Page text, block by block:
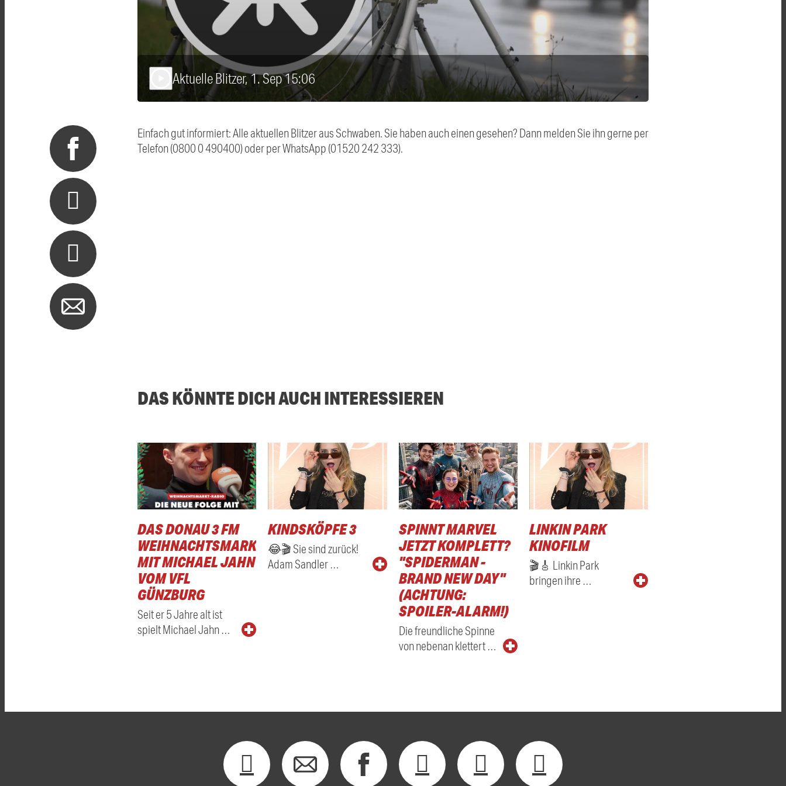
Aktuelle Blitzer, 1. Sep 15:06
Einfach gut informiert: Alle aktuellen Blitzer aus Schwaben. Sie haben auch einen gesehen? Dann melden Sie ihn gerne per
Telefon (0800 0 490400) oder per WhatsApp (01520 242 333).
DAS KÖNNTE DICH AUCH INTERESSIEREN
DAS DONAU 3 FM
WEIHNACHTSMARKTRADIO
MIT MICHAEL JAHN
VOM VFL
GÜNZBURG
Seit er 5 Jahre alt ist
spielt Michael Jahn …
KINDSKÖPFE 3
😂🎬 Sie sind zurück!
Adam Sandler …
SPINNT MARVEL
JETZT KOMPLETT?
"SPIDERMAN -
BRAND NEW DAY"
(ACHTUNG:
SPOILER-ALARM!)
Die freundliche Spinne
von nebenan klettert …
LINKIN PARK
KINOFILM
🎬🎸 Linkin Park
bringen ihre …